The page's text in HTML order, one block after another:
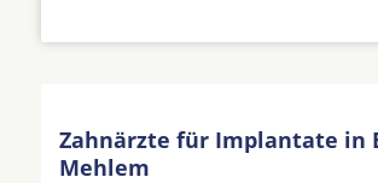
Zahnärzte für Implantate in
Mehlem